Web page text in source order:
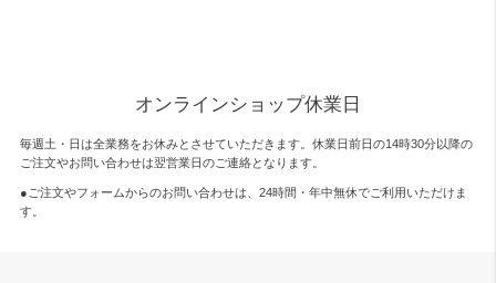
オンラインショップ休業日
毎週土・日は全業務をお休みとさせていただきます。休業日前日の14時30分以降の
ご注文やお問い合わせは翌営業日のご連絡となります。
●ご注文やフォームからのお問い合わせは、 24時間・年中無休でご利用いただけま
す。